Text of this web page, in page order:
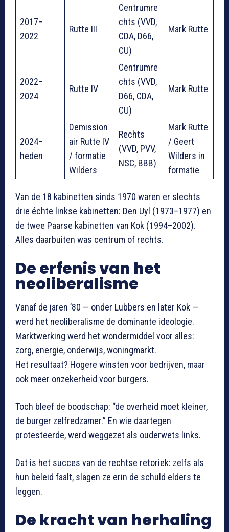
2017–
2022
Rutte III
Centrumre
chts (VVD,
CDA, D66,
CU)
Mark Rutte
2022–
2024
Rutte IV
Centrumre
chts (VVD,
D66, CDA,
CU)
Mark Rutte
2024–
heden
Demission
air Rutte IV
/ formatie
Wilders
Rechts
(VVD, PVV,
NSC, BBB)
Mark Rutte
/ Geert
Wilders in
formatie
Van de 18 kabinetten sinds 1970 waren er slechts
drie échte linkse kabinetten: Den Uyl (1973–1977) en
de twee Paarse kabinetten van Kok (1994–2002).
Alles daarbuiten was centrum of rechts.
De erfenis van het
neoliberalisme
Vanaf de jaren ’80 — onder Lubbers en later Kok —
werd het neoliberalisme de dominante ideologie.
Marktwerking werd het wondermiddel voor alles:
zorg, energie, onderwijs, woningmarkt.
Het resultaat? Hogere winsten voor bedrijven, maar
ook meer onzekerheid voor burgers.
Toch bleef de boodschap: “de overheid moet kleiner,
de burger zelfredzamer.” En wie daartegen
protesteerde, werd weggezet als ouderwets links.
Dat is het succes van de rechtse retoriek: zelfs als
hun beleid faalt, slagen ze erin de schuld elders te
leggen.
De kracht van herhaling